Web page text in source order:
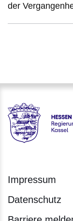
der
Hessen -
Impressum
Datenschutz